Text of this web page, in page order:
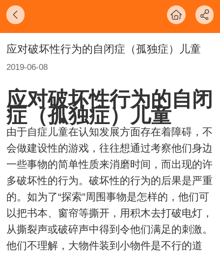
应对破坏性行为的自闭症（孤独症）儿童
2019-06-08
应对破坏性行为的自闭
症（孤独症）儿童
由于自症儿童在认知发展方面存在着障碍，不
会做建设性的游戏，往往想通过考察他们身边
一些事物的简单性质来消磨时间，而出现的许
多破坏性的行为。破坏性的行为的后果是严重
的。如为了“探索”周围事物是怎样的，他们可
以把书本、窗帘等撕开，用积木去打破电灯，
从撕裂声或破碎声中得到令他们满足的刺激。
他们不理解，大物件装到小物件是不行的道